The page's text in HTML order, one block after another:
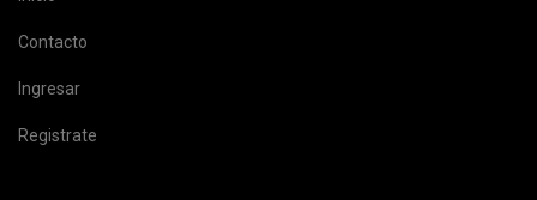
Contacto
Ingresar
Registrate